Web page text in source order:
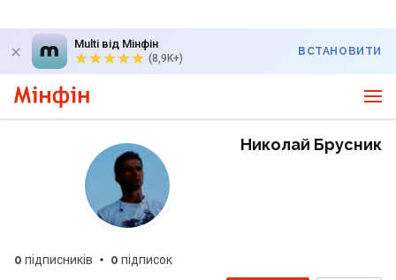
Multi від Мінфін
(8,9K+)
ВСТАНОВИТИ
Николай Брусник
0 підписників 0 підписок